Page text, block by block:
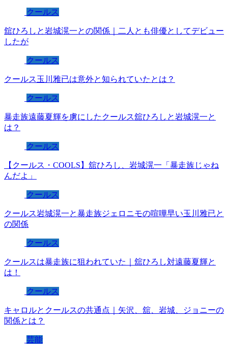
クールス
舘ひろしと岩城滉一との関係｜二人とも俳優としてデビュー
したが
クールス
クールス玉川雅已は意外と知られていたとは？
クールス
暴走族遠藤夏輝を虜にしたクールス舘ひろしと岩城滉一と
は？
クールス
【クールス・COOLS】舘ひろし、岩城滉一「暴走族じゃね
んだよ」
クールス
クールス岩城滉一と暴走族ジェロニモの喧嘩早い玉川雅已と
の関係
クールス
クールスは暴走族に狙われていた｜舘ひろし対遠藤夏輝と
は！
クールス
キャロルとクールスの共通点｜矢沢、舘、岩城、ジョニーの
関係とは？
芸能